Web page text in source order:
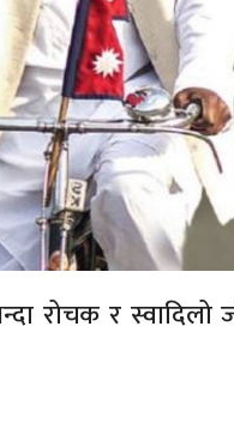
रोचक र स्वादिलो